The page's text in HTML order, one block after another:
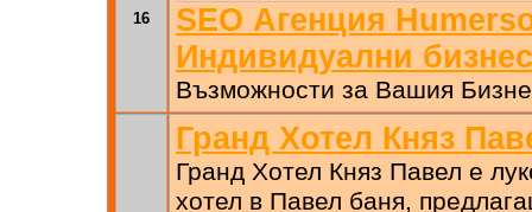
16
SEO Агенция
Индивидуални
Възможности за Вашия
Гранд Хотел Княз
Гранд Хотел Княз Павел е
хотел в Павел баня,